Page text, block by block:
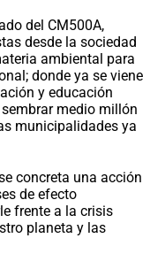
del CM500A,
desde la sociedad
ambiental para
donde ya se viene
y educación
medio millón
municipalidades ya
concreta una acción
de efecto
frente a la crisis
planeta y las